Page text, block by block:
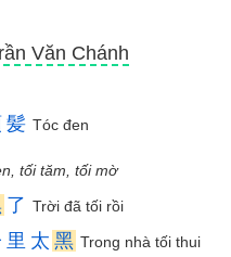
Văn Chánh
髪 Tóc đen
tối tăm, tối mờ
了 Trời đã tối rồi
里 太 黑 Trong nhà tối thui